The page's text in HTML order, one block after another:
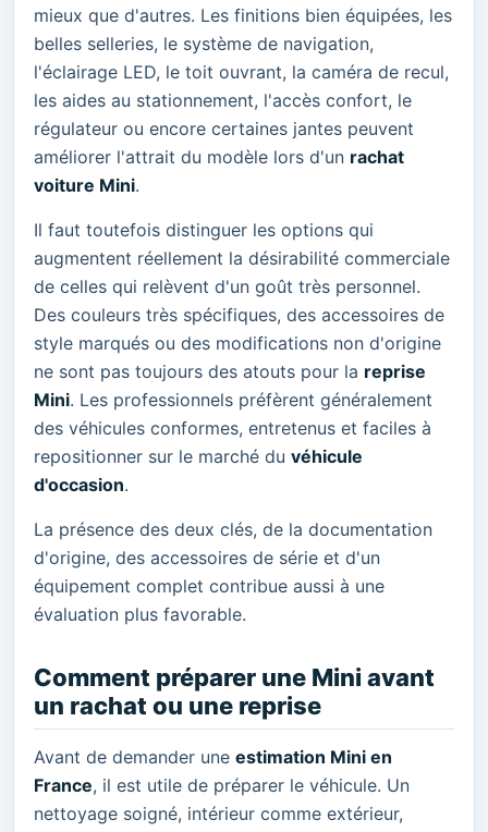
mieux que d'autres. Les finitions bien équipées, les
belles selleries, le système de navigation,
l'éclairage LED, le toit ouvrant, la caméra de recul,
les aides au stationnement, l'accès confort, le
régulateur ou encore certaines jantes peuvent
améliorer l'attrait du modèle lors d'un rachat
voiture Mini.
Il faut toutefois distinguer les options qui
augmentent réellement la désirabilité commerciale
de celles qui relèvent d'un goût très personnel.
Des couleurs très spécifiques, des accessoires de
style marqués ou des modifications non d'origine
ne sont pas toujours des atouts pour la reprise
Mini. Les professionnels préfèrent généralement
des véhicules conformes, entretenus et faciles à
repositionner sur le marché du véhicule
d'occasion.
La présence des deux clés, de la documentation
d'origine, des accessoires de série et d'un
équipement complet contribue aussi à une
évaluation plus favorable.
Comment préparer une Mini avant
un rachat ou une reprise
Avant de demander une estimation Mini en
France, il est utile de préparer le véhicule. Un
nettoyage soigné, intérieur comme extérieur,